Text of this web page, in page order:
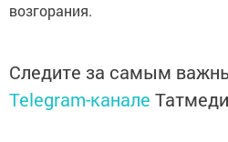
возгорания.
Следите за самым
Telegram-канале